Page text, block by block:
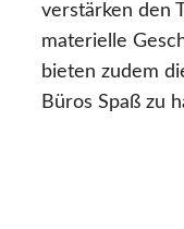
verstärken den
materielle
bieten zudem
Büros Spaß zu